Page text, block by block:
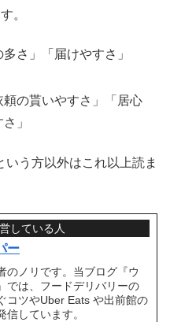
。
さ」「届けやすさ」
の貰いやすさ」「居心
」
う方以外はこれ以上読ま
している人
ー
のノリです。当ブログ『ウ
では、フードデリバリーの
コツやUber Eats や出前館の
信しています。